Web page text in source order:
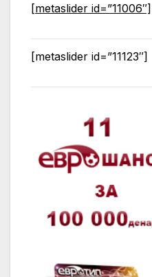
[metaslider id=”11006″]
[metaslider id=”11123″]